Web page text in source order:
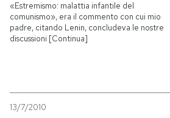
SHOP
«Estremismo: malattia infantile del
comunismo», era il commento con cui mio
padre, citando Lenin, concludeva le nostre
discussioni [Continua]
13/7/2010